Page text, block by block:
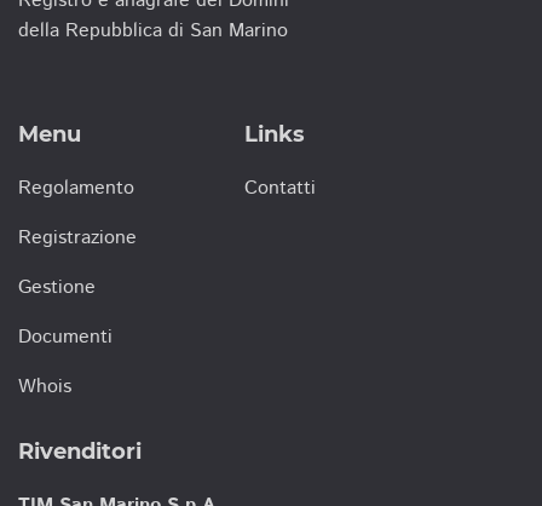
della Repubblica di San Marino
Menu
Regolamento
Registrazione
Gestione
Documenti
Whois
Links
Contatti
Rivenditori